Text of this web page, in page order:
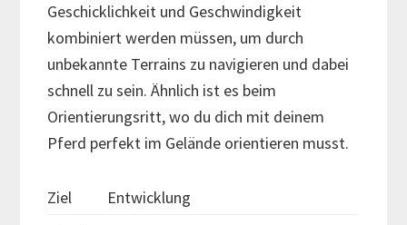
Geschicklichkeit und Geschwindigkeit
kombiniert werden müssen, um durch
unbekannte Terrains zu navigieren und dabei
schnell zu sein. Ähnlich ist es beim
Orientierungsritt, wo du dich mit deinem
Pferd perfekt im Gelände orientieren musst.
Ziel
Entwicklung